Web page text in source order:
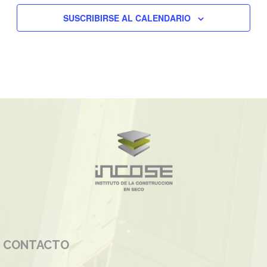
SUSCRIBIRSE AL CALENDARIO
CONTACTO